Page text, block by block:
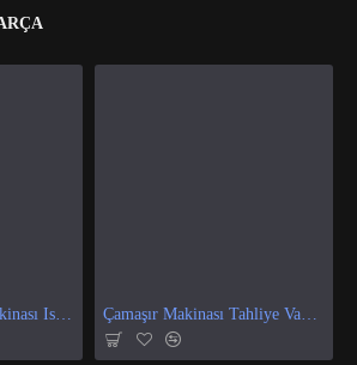
Çamaşır Makinası Tahliye Vanası